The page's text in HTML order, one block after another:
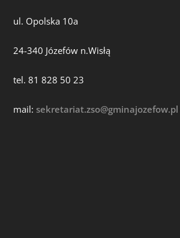
ul. Opolska 10a
24-340 Józefów n.Wisłą
tel. 81 828 50 23
mail:sekretariat.zso@gminajozefow.pl